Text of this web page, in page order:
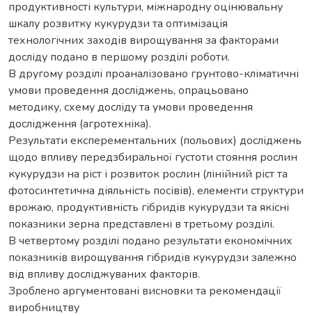
продуктивності культури, міжнародну оцінювальну
шкалу розвитку кукурудзи та оптимізація
технологічних заходів вирощування за факторами
досліду подано в першому розділі роботи.
В другому розділі проаналізовано грунтово-кліматичні
умови проведення досліджень, опрацьовано
методику, схему досліду та умови проведення
дослідження (агротехніка).
Результати експерементальних (польових) досліджень
щодо впливу передзбиральної густоти стояння рослин
кукурудзи на ріст і розвиток рослин (лінійний ріст та
фотосинтетична діяльність посівів), елементи структури
врожаю, продуктивність гібридів кукурудзи та якісні
показники зерна представлені в третьому розділі.
В четвертому розділі подано результати економічних
показників вирощування гібридів кукурудзи залежно
від впливу досліджуваних факторів.
Зроблено аргументовані висновки та рекомендації
виробництву